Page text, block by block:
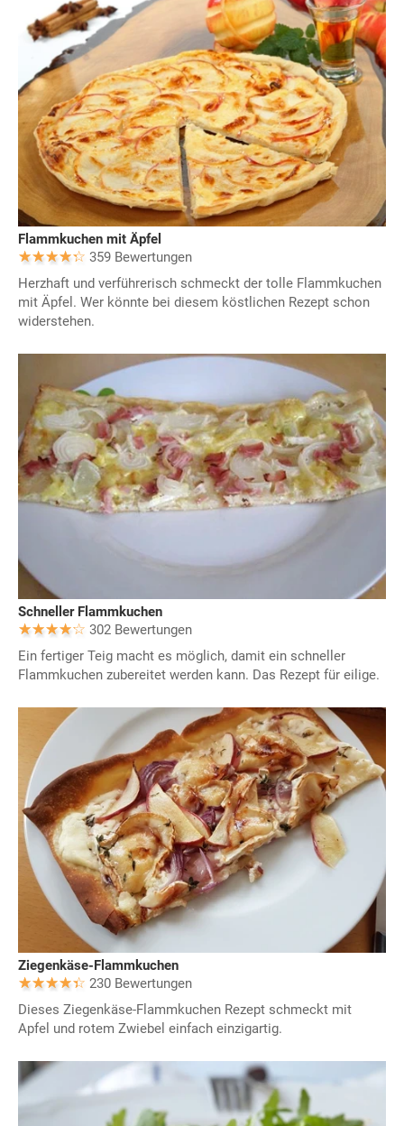
Flammkuchen mit Äpfel
359 Bewertungen
Herzhaft und verführerisch schmeckt der tolle Flammkuchen
mit Äpfel. Wer könnte bei diesem köstlichen Rezept schon
widerstehen.
Schneller Flammkuchen
302 Bewertungen
Ein fertiger Teig macht es möglich, damit ein schneller
Flammkuchen zubereitet werden kann. Das Rezept für eilige.
Ziegenkäse-Flammkuchen
230 Bewertungen
Dieses Ziegenkäse-Flammkuchen Rezept schmeckt mit
Apfel und rotem Zwiebel einfach einzigartig.